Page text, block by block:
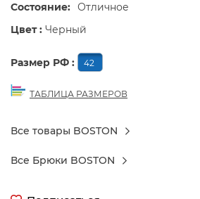
Состояние: Отличное
Цвет : Черный
Размер РФ : 42
ТАБЛИЦА РАЗМЕРОВ
Все товары BOSTON
Все Брюки BOSTON